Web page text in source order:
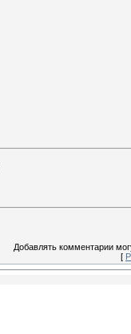
Добавлять комментарии
[